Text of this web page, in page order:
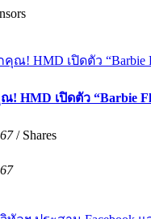
HMD เปิดตัว “Barbie
/ Shares